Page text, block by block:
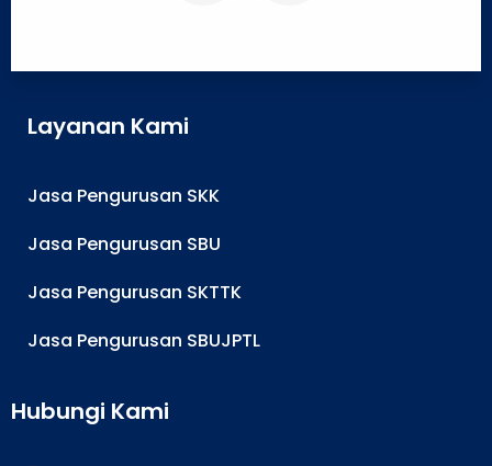
Layanan Kami
Jasa Pengurusan SKK
Jasa Pengurusan SBU
Jasa Pengurusan SKTTK
Jasa Pengurusan SBUJPTL
Hubungi Kami